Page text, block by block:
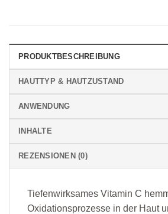
PRODUKTBESCHREIBUNG
HAUTTYP & HAUTZUSTAND
ANWENDUNG
INHALTE
REZENSIONEN (0)
Tiefenwirksames Vitamin C
Oxidationsprozesse in der Haut